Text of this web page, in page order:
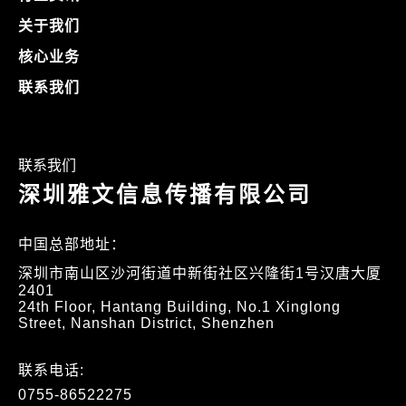
关于我们
核心业务
联系我们
联系我们
深圳雅文信息传播有限公司
中国总部地址：
深圳市南山区沙河街道中新街社区兴隆街1号汉唐大厦
2401
24th Floor, Hantang Building, No.1 Xinglong
Street, Nanshan District, Shenzhen
联系电话:
0755-86522275